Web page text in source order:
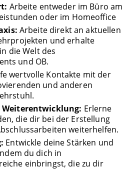
Arbeite entweder im Büro am
oder im Homeoffice
Arbeite direkt an aktuellen
und erhalte
die Welt des
und OB.
wertvolle Kontakte mit der
und anderen
Erlerne
die dir bei der Erstellung
weiterhelfen.
Entwickle deine Stärken und
du dich in
einbringst, die zu dir